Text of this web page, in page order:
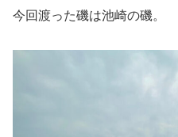
今回渡った磯は池崎の磯。